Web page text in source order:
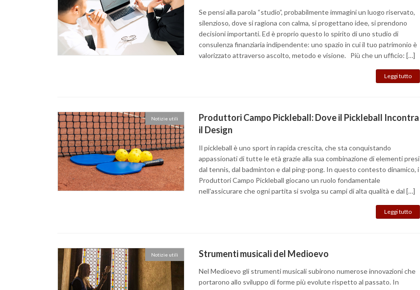
Se pensi alla parola “studio”, probabilmente immagini un luogo riservato,
silenzioso, dove si ragiona con calma, si progettano idee, si prendono
decisioni importanti. Ed è proprio questo lo spirito di uno studio di
consulenza finanziaria indipendente: uno spazio in cui il tuo patrimonio è
valorizzato attraverso ascolto, metodo e visione. Più che un ufficio: […]
Leggi tutto
Notizie utili
Produttori Campo Pickleball: Dove il Pickleball Incontra
il Design
Il pickleball è uno sport in rapida crescita, che sta conquistando
appassionati di tutte le età grazie alla sua combinazione di elementi presi
dal tennis, dal badminton e dal ping-pong. In questo contesto dinamico, i
Produttori Campo Pickleball giocano un ruolo fondamentale
nell'assicurare che ogni partita si svolga su campi di alta qualità e dal […]
Leggi tutto
Notizie utili Strumenti musicali del Medioevo
Nel Medioevo gli strumenti musicali subirono numerose innovazioni che
portarono allo sviluppo di forme più evolute rispetto al passato. In